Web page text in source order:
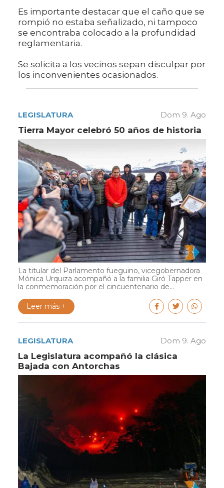
Es importante destacar que el caño que se
rompió no estaba señalizado, ni tampoco
se encontraba colocado a la profundidad
reglamentaria.
Se solicita a los vecinos sepan disculpar por
los inconvenientes ocasionados.
LEGISLATURA Dom 9. Ago
Tierra Mayor celebró 50 años de historia
La titular del Parlamento fueguino, vicegobernadora
Mónica Urquiza acompañó a la familia Giró Tapper en
la conmemoración por el cincuentenario de...
Leer más +
LEGISLATURA Dom 9. Ago
La Legislatura acompañó la clásica
Bajada con Antorchas